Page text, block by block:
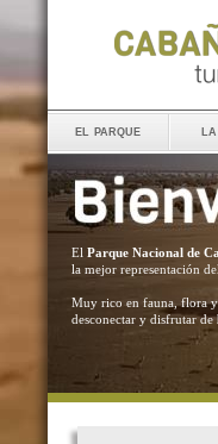
el parque la
El Parque Nacional de
la mejor representación
Muy rico en fauna, flora y
desconectar y disfrutar de